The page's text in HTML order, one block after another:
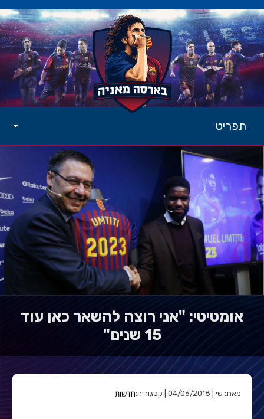
תפריט
אומטיטי: "אני רוצה להשאר כאן עוד
15 שנים"
מאת: שי | 04/06/2018 | קטגוריה: חדשות